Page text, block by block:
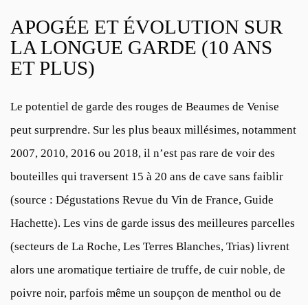
APOGÉE ET ÉVOLUTION SUR
LA LONGUE GARDE (10 ANS
ET PLUS)
Le potentiel de garde des rouges de Beaumes de Venise
peut surprendre. Sur les plus beaux millésimes, notamment
2007, 2010, 2016 ou 2018, il n’est pas rare de voir des
bouteilles qui traversent 15 à 20 ans de cave sans faiblir
(source : Dégustations Revue du Vin de France, Guide
Hachette). Les vins de garde issus des meilleures parcelles
(secteurs de La Roche, Les Terres Blanches, Trias) livrent
alors une aromatique tertiaire de truffe, de cuir noble, de
poivre noir, parfois même un soupçon de menthol ou de